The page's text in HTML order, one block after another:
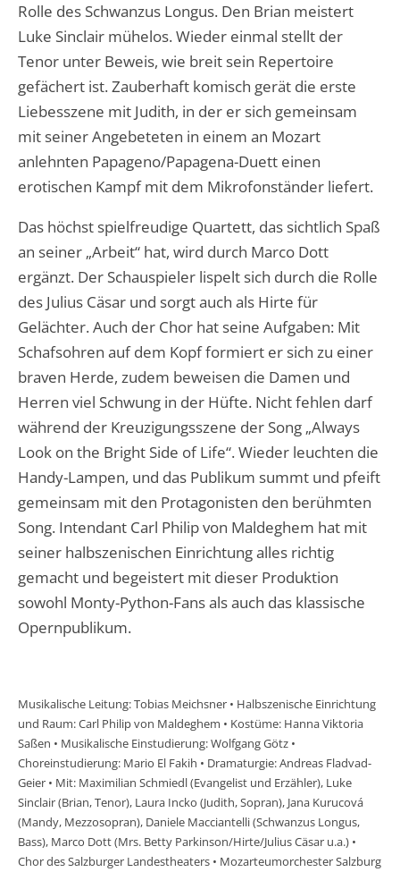
Rolle des Schwanzus Longus. Den Brian meistert
Luke Sinclair mühelos. Wieder einmal stellt der
Tenor unter Beweis, wie breit sein Repertoire
gefächert ist. Zauberhaft komisch gerät die erste
Liebesszene mit Judith, in der er sich gemeinsam
mit seiner Angebeteten in einem an Mozart
anlehnten Papageno/Papagena-Duett einen
erotischen Kampf mit dem Mikrofonständer liefert.
Das höchst spielfreudige Quartett, das sichtlich Spaß
an seiner „Arbeit“ hat, wird durch Marco Dott
ergänzt. Der Schauspieler lispelt sich durch die Rolle
des Julius Cäsar und sorgt auch als Hirte für
Gelächter. Auch der Chor hat seine Aufgaben: Mit
Schafsohren auf dem Kopf formiert er sich zu einer
braven Herde, zudem beweisen die Damen und
Herren viel Schwung in der Hüfte. Nicht fehlen darf
während der Kreuzigungsszene der Song „Always
Look on the Bright Side of Life“. Wieder leuchten die
Handy-Lampen, und das Publikum summt und pfeift
gemeinsam mit den Protagonisten den berühmten
Song. Intendant Carl Philip von Maldeghem hat mit
seiner halbszenischen Einrichtung alles richtig
gemacht und begeistert mit dieser Produktion
sowohl Monty-Python-Fans als auch das klassische
Opernpublikum.
Musikalische Leitung: Tobias Meichsner • Halbszenische Einrichtung
und Raum: Carl Philip von Maldeghem • Kostüme: Hanna Viktoria
Saßen • Musikalische Einstudierung: Wolfgang Götz •
Choreinstudierung: Mario El Fakih • Dramaturgie: Andreas Fladvad-
Geier • Mit: Maximilian Schmiedl (Evangelist und Erzähler), Luke
Sinclair (Brian, Tenor), Laura Incko (Judith, Sopran), Jana Kurucová
(Mandy, Mezzosopran), Daniele Macciantelli (Schwanzus Longus,
Bass), Marco Dott (Mrs. Betty Parkinson/Hirte/Julius Cäsar u.a.) •
Chor des Salzburger Landestheaters • Mozarteumorchester Salzburg